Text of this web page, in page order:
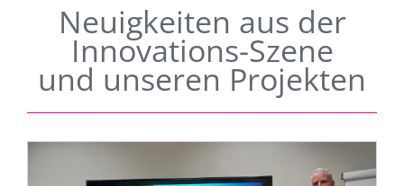
Neuigkeiten aus der
Innovations-Szene
und unseren Projekten